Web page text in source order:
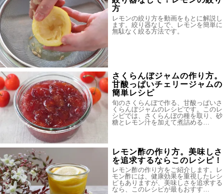
方
レモンの絞り方を動画をもとに解説し
ます。絞り器なしで、レモンを簡単に
無駄なく絞る方法です。
さくらんぼジャムの作り方。
甘酸っぱいチェリージャムの
簡単レシピ
旬のさくらんぼで作る、甘酸っぱいさ
くらんぼジャムのレシピです。このレ
シピでは、さくらんぼの種を取り、砂
糖とレモン汁を加えて煮詰める…
レモン酢の作り方。美味しさ
を追求するならこのレシピ！
レモン酢の作り方をご紹介します。レ
モン酢には、健康効果を重視したレシ
ピもありますが、美味しさを追求する
なら、このレシピが最もおすす…